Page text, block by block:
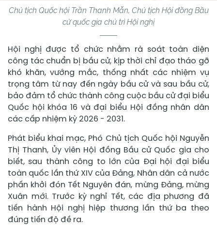
Chủ tịch Quốc hội Trần Thanh Mẫn, Chủ tịch Hội đồng Bầu
cử quốc gia chủ trì Hội nghị
Hội nghị được tổ chức nhằm rà soát toàn diện
công tác chuẩn bị bầu cử, kịp thời chỉ đạo tháo gỡ
khó khăn, vướng mắc, thống nhất các nhiệm vụ
trọng tâm từ nay đến ngày bầu cử và sau bầu cử,
bảo đảm tổ chức thành công cuộc bầu cử đại biểu
Quốc hội khóa 16 và đại biểu Hội đồng nhân dân
các cấp nhiệm kỳ 2026 - 2031.
Phát biểu khai mạc, Phó Chủ tịch Quốc hội Nguyễn
Thị Thanh, Ủy viên Hội đồng Bầu cử Quốc gia cho
biết, sau thành công to lớn của Đại hội đại biểu
toàn quốc lần thứ XIV của Đảng, Nhân dân cả nước
phấn khởi đón Tết Nguyên đán, mừng Đảng, mừng
Xuân mới. Trước kỳ nghỉ Tết, các địa phương đã
tiến hành Hội nghị hiệp thương lần thứ ba theo
đúng tiến độ đề ra.